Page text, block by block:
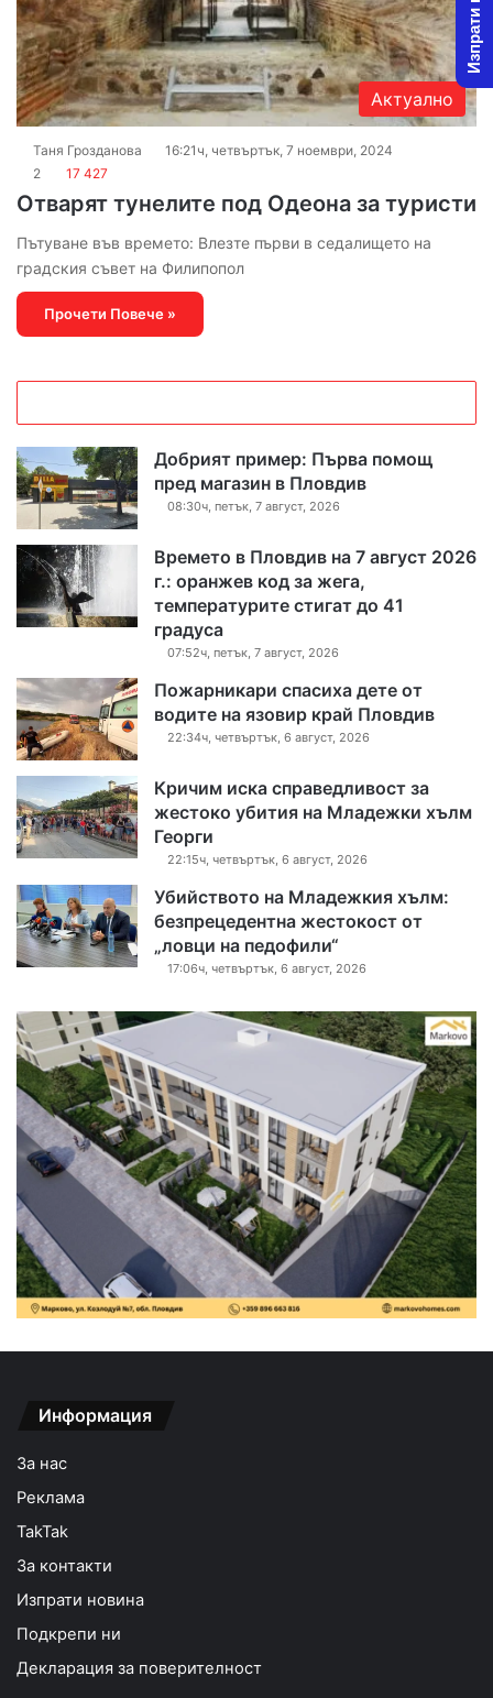
Актуално
Таня Грозданова
16:21ч, четвъртък, 7 ноември, 2024
2
17 427
Отварят тунелите под Одеона за туристи
Пътуване във времето: Влезте първи в седалището на
градския съвет на Филипопол
Прочети Повече »
Добрият пример: Първа помощ
пред магазин в Пловдив
08:30ч, петък, 7 август, 2026
Времето в Пловдив на 7 август 2026
г.: оранжев код за жега,
температурите стигат до 41
градуса
07:52ч, петък, 7 август, 2026
Пожарникари спасиха дете от
водите на язовир край Пловдив
22:34ч, четвъртък, 6 август, 2026
Кричим иска справедливост за
жестоко убития на Младежки хълм
Георги
22:15ч, четвъртък, 6 август, 2026
Убийството на Младежкия хълм:
безпрецедентна жестокост от
„ловци на педофили“
17:06ч, четвъртък, 6 август, 2026
Информация
За нас
Реклама
TakTak
За контакти
Изпрати новина
Подкрепи ни
Декларация за поверителност